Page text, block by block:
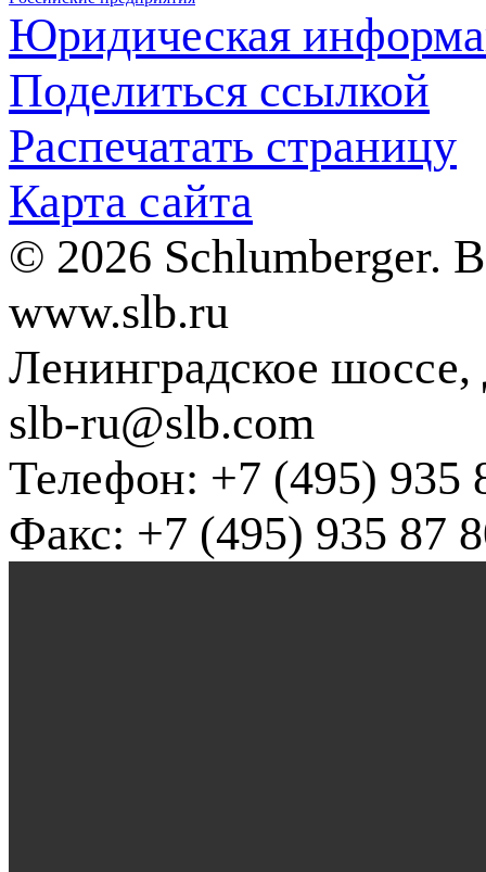
Юридическая
Поделиться ссылкой
Распечатать страницу
Карта сайта
© 2026 Schlumberger.
www.slb.ru
Ленинградское
slb-ru@slb.com
Телефон: +7 (495) 935
Факс: +7 (495) 935 87